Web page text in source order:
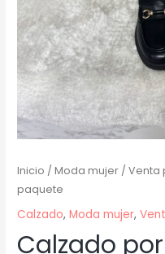
Inicio /Moda mujer /Venta
paquete
Calzado,Moda mujer,
Calzado